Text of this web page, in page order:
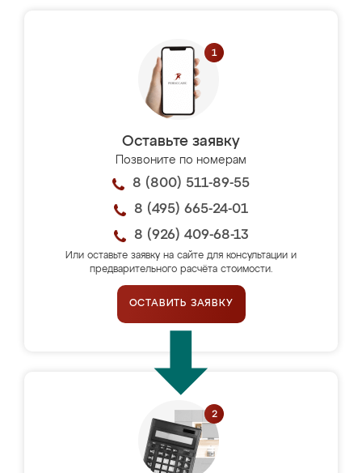
Оставьте заявку
Позвоните по номерам
8 (800) 511-89-55
8 (495) 665-24-01
8 (926) 409-68-13
Или оставьте заявку на сайте для консультации и
предварительного расчёта стоимости.
ОСТАВИТЬ ЗАЯВКУ